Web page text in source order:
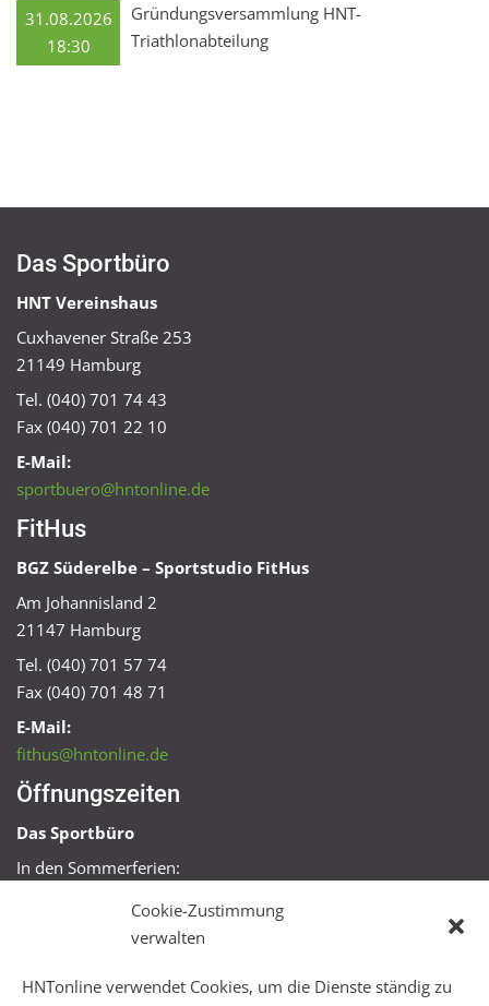
Cookie-Zustimmung
verwalten
HNTonline verwendet Cookies, um die Dienste ständig zu
31.08.2026
18:30
Gründungsversammlung HNT-
Triathlonabteilung
Das Sportbüro
HNT Vereinshaus
Cuxhavener Straße 253
21149 Hamburg
Tel. (040) 701 74 43
Fax (040) 701 22 10
E-Mail:
sportbuero@hntonline.de
FitHus
BGZ Süderelbe – Sportstudio FitHus
Am Johannisland 2
21147 Hamburg
Tel. (040) 701 57 74
Fax (040) 701 48 71
E-Mail:
fithus@hntonline.de
Öffnungszeiten
Das Sportbüro
In den Sommerferien:
Mo + Mi 16:00 – 18:00 Uhr
Mo – Fr 08:00 – 22:00 Uhr